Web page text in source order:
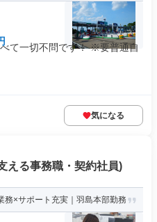
て一切不問です！ ※要普通自
気になる
える事務職・契約社員)
務×サポート充実｜羽島本部勤務